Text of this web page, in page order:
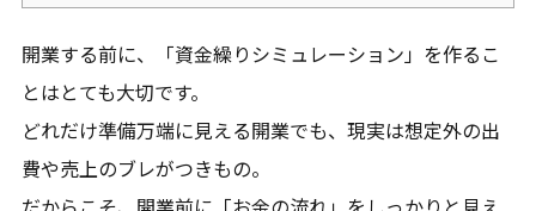
開業する前に、「資金繰りシミュレーション」を作るこ
とはとても大切です。
どれだけ準備万端に見える開業でも、現実は想定外の出
費や売上のブレがつきもの。